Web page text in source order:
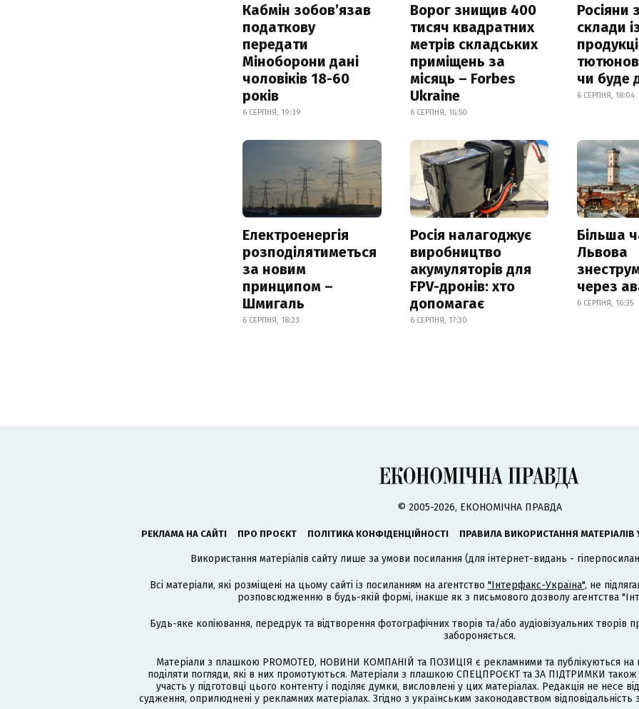
Кабмін зобовʼязав
податкову
передати
Міноборони дані
чоловіків 18-60
років
6 СЕРПНЯ, 19:39
Ворог знищив 400
тисяч квадратних
метрів складських
приміщень за
місяць – Forbes
Ukraine
6 СЕРПНЯ, 16:50
Росіяни
склади
чи буде
6 СЕРПНЯ, 18:04
Електроенергія
розподілятиметься
за новим
принципом –
Шмигаль
6 СЕРПНЯ, 18:23
Росія налагоджує
виробництво
акумуляторів для
FPV-дронів: хто
допомагає
6 СЕРПНЯ, 17:30
Більша
Львова
через
6 СЕРПНЯ, 16:35
© 2005-2026, ЕКОНОМІЧНА ПРАВДА
РЕКЛАМА НА САЙТІ ПРО ПРОЄКТ ПОЛІТИКА КОНФІДЕНЦІЙНОСТІ ПРАВИЛА ВИКОРИСТАННЯ МАТЕРІАЛІВ
Використання матеріалів сайту лише за умови посилання (для інтернет-видань -
Всі матеріали, які розміщені на цьому сайті із посиланням на агентство "Інтерфакс-Україна", не
розповсюдженню в будь-якій формі, інакше як з письмового дозволу агентства
Будь-яке копіювання, передрук та відтворення фотографічних творів та/або аудіовізуальних
забороняється.
Матеріали з плашкою PROMOTED, НОВИНИ КОМПАНІЙ та ПОЗИЦІЯ є рекламними та публікуються на
поділяти погляди, які в них промотуються. Матеріали з плашкою СПЕЦПРОЄКТ та ЗА ПІДТРИМКИ
участь у підготовці цього контенту і поділяє думки, висловлені у цих матеріалах. Редакція не несе
судження, оприлюднені у рекламних матеріалах. Згідно з українським законодавством